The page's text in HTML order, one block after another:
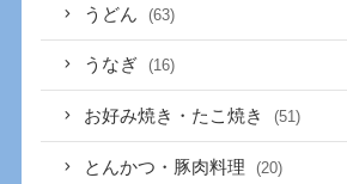
うどん (63)
うなぎ (16)
お好み焼き・たこ焼き (51)
とんかつ・豚肉料理 (20)